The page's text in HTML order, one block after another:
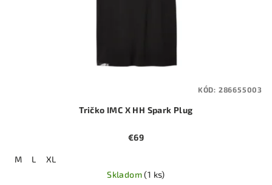
Tričko IMC X HH Spark Plug
€69
M L
XL
Skladom(1 ks)
KÓD: 286655003